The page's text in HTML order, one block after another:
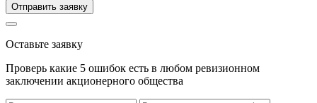
Отправить заявку
Оставьте заявку
Проверь какие 5 ошибок есть в любом ревизионном
заключении акционерного общества